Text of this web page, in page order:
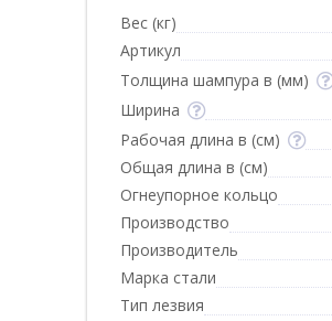
Вес (кг)
Артикул
Толщина шампура в (мм)
Ширина
Рабочая длина в (см)
Общая длина в (см)
Огнеупорное кольцо
Производство
Производитель
Марка стали
Тип лезвия